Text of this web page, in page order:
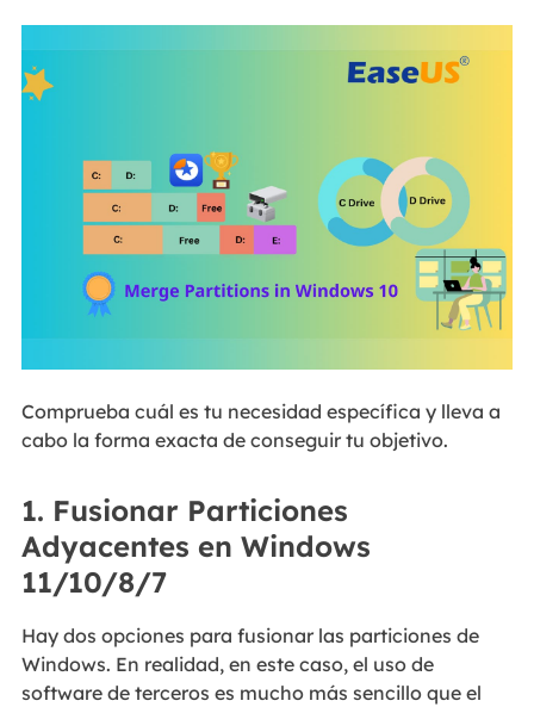
Comprueba cuál es tu necesidad específica y lleva a
cabo la forma exacta de conseguir tu objetivo.
1. Fusionar Particiones
Adyacentes en Windows
11/10/8/7
Hay dos opciones para fusionar las particiones de
Windows. En realidad, en este caso, el uso de
software de terceros es mucho más sencillo que el